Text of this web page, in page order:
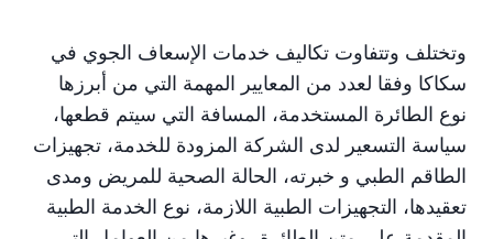
وتختلف وتتفاوت تكاليف خدمات الإسعاف الجوي في
سكاكا وفقا لعدد من المعايير المهمة التي من أبرزها
نوع الطائرة المستخدمة، المسافة التي سيتم قطعها،
سياسة التسعير لدى الشركة المزودة للخدمة، تجهيزات
الطاقم الطبي و خبرته، الحالة الصحية للمريض ومدى
تعقيدها، التجهيزات الطبية اللازمة، نوع الخدمة الطبية